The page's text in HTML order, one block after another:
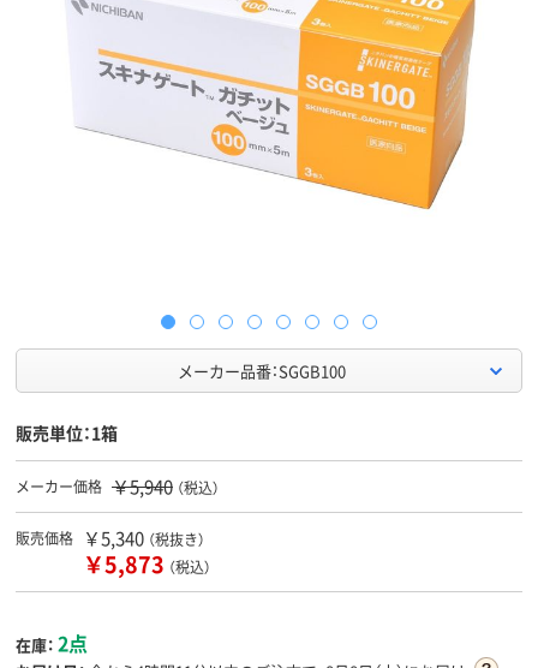
メーカー品番：SGGB100
販売単位：1箱
メーカー価格 ￥5,940 （税込）
販売価格 ￥5,340 （税抜き）
￥5,873 （税込）
在庫： 2点